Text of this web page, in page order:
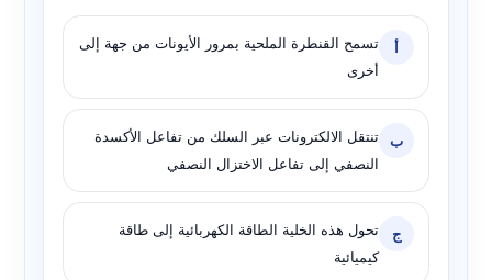
أ
تسمح القنطرة الملحية بمرور الأيونات من جهة إلى
أخرى
ب
تنتقل الالكترونات عبر السلك من تفاعل الأكسدة
النصفي إلى تفاعل الاختزال النصفي
ج
تحول هذه الخلية الطاقة الكهربائية إلى طاقة
كيميائية